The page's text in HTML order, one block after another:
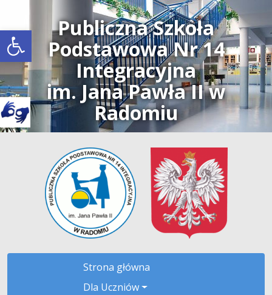
Open toolbar
Publiczna Szkoła
Podstawowa Nr 14
Integracyjna
im. Jana Pawła II w
Radomiu
Strona główna
Dla Uczniów